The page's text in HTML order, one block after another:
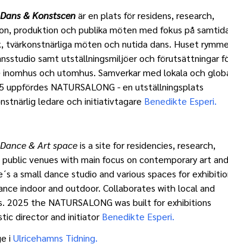
& Konstscenär en plats för residens, research,
produktion och publika möten med fokus på
tvärkonstnärliga möten och nutida dans. Huset
samt utställningsmiljöer och förutsättningar
och utomhus. Samverkar med lokala och
uppfördes NATURSALONG - en utställningsplats
ledare och initiativtagare Benedikte Esperi.
& Art spaceis a site for residencies, research,
venues with main focus on contemporary art and
a small dance studio and various spaces for
indoor and outdoor. Collaborates with local and
2025 the NATURSALONG was built for exhibitions
director and initiator Benedikte Esperi.
i Ulricehamns Tidning.